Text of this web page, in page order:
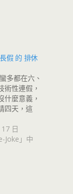
假 的 排休
多都在六、
術性連假，
什麼意義，
四天，這
日
Joke」中